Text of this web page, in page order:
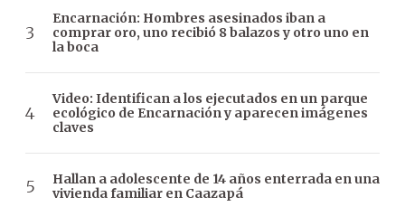
Encarnación: Hombres asesinados iban a
comprar oro, uno recibió 8 balazos y otro uno en
la boca
Video: Identifican a los ejecutados en un parque
ecológico de Encarnación y aparecen imágenes
claves
Hallan a adolescente de 14 años enterrada en una
vivienda familiar en Caazapá